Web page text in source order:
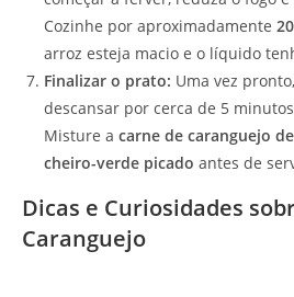
Cozinhe por aproximadamente
arroz esteja macio e o líquido
Finalizar o prato: Uma vez
descansar por cerca de 5
Misture a carne de caranguejo
cheiro-verde picado antes de
Dicas e Curiosidades
Caranguejo